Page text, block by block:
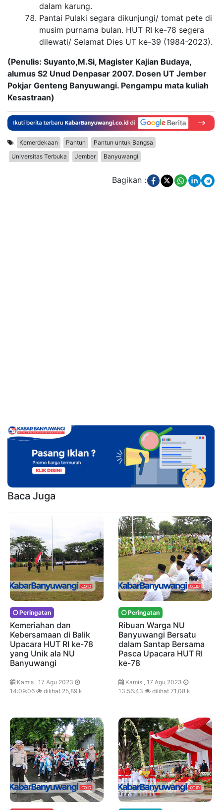
dalam karung.
Pantai Pulaki segara dikunjungi/ tomat pete di
musim purnama bulan. HUT RI ke-78 segera
dilewati/ Selamat Dies UT ke-39 (1984-2023).
(Penulis: Suyanto,M.Si, Magister Kajian Budaya,
alumus S2 Unud Denpasar 2007. Dosen UT Jember
Pokjar Genteng Banyuwangi. Pengampu mata kuliah
Kesastraan)
Kemerdekaan Pantun
Pantun untuk Bangsa
Universitas Terbuka
Jember Banyuwangi
Bagikan :
Baca Juga
Peringatan
Kemeriahan dan
Kebersamaan di Balik
Upacara HUT RI ke-78
yang Unik ala NU
Banyuwangi
Kamis , 17 Agu 2023
14:09:06
dilihat 25,89 k
Peringatan
Ribuan Warga NU
Banyuwangi Bersatu
dalam Santap Bersama
Pasca Upacara HUT RI
ke-78
Kamis , 17 Agu 2023
13:56:43
dilihat 71,08 k